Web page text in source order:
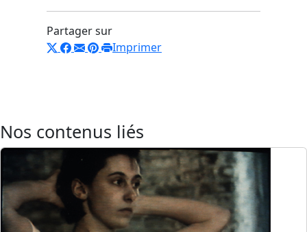
Partager sur
Imprimer
Nos contenus liés